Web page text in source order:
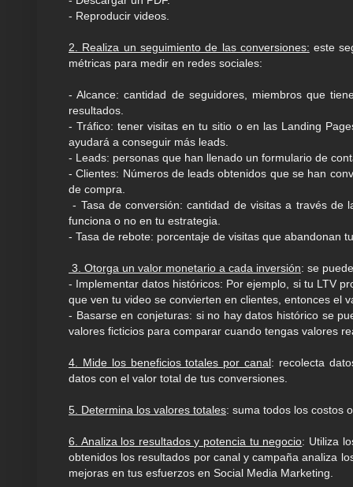
- Reproducir videos.
2. Realiza un seguimiento de las conversiones: este
métricas para medir en redes sociales:
- Alcance: cantidad de seguidores, miembros que
resultados.
- Tráfico: tener visitas en tu sitio o en las Landing
ayudará a conseguir más leads.
- Leads: personas que han llenado un formulario de
- Clientes: Números de leads obtenidos que se han
de compra.
- Tasa de conversión: cantidad de visitas a través de
funciona o no en tu estrategia.
- Tasa de rebote: porcentaje de visitas que abandonan
3. Otorga un valor monetario a cada inversión: se
- Implementar datos históricos: Por ejemplo, si tu LTV
que ven tu video se convierten en clientes, entonces el
- Basarse en conjeturas: si no hay datos histórico se
valores ficticios para comparar cuando tengas valores
4. Mide los beneficios totales por canal: recolecta
datos con el valor total de tus conversiones.
5. Determina los valores totales: suma todos los costos
6. Analiza los resultados y potencia tu negocio: Utiliza
obtenidos los resultados por canal y campaña analiza
mejoras en tus esfuerzos en Social Media Marketing.